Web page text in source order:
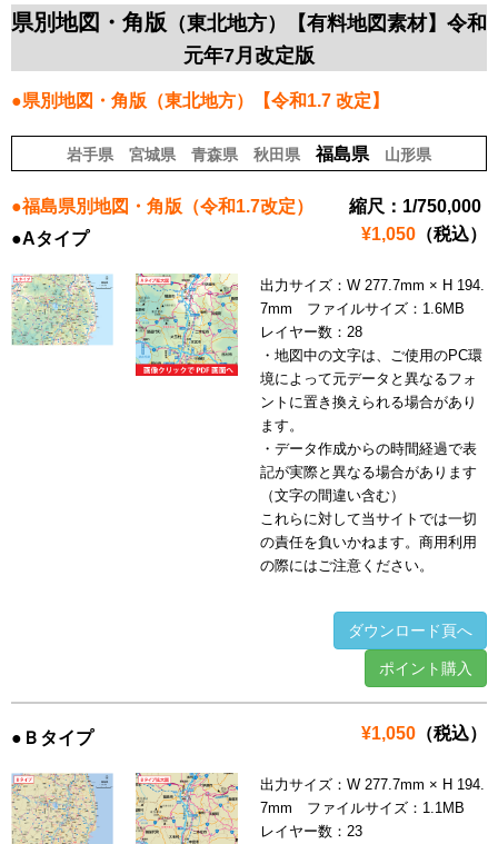
県別地図・角版 （東北地方）【有料地図素材】令和
元年7月改定版
●県別地図・角版（東北地方）【令和1.7 改定】
岩手県 宮城県 青森県 秋田県 福島県 山形県
●福島県別地図・角版（令和1.7改定） 縮尺：1/750,000
¥1,050 （税込）
●Aタイプ
出力サイズ：W 277.7mm × H 194.
7mm ファイルサイズ：1.6MB
レイヤー数：28
・地図中の文字は、ご使用のPC環
境によって元データと異なるフォ
ントに置き換えられる場合があり
ます。
・データ作成からの時間経過で表
記が実際と異なる場合があります
（文字の間違い含む）
これらに対して当サイトでは一切
の責任を負いかねます。商用利用
の際にはご注意ください。
ダウンロード頁へ
ポイント購入
¥1,050 （税込）
●Ｂタイプ
出力サイズ：W 277.7mm × H 194.
7mm ファイルサイズ：1.1MB
レイヤー数：23